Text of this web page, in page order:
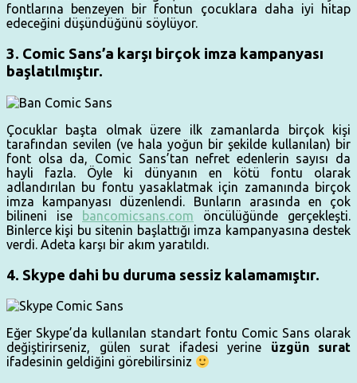
fontlarına benzeyen bir fontun çocuklara daha iyi hitap
edeceğini düşündüğünü söylüyor.
3. Comic Sans’a karşı birçok imza kampanyası
başlatılmıştır.
Çocuklar başta olmak üzere ilk zamanlarda birçok kişi
tarafından sevilen (ve hala yoğun bir şekilde kullanılan) bir
font olsa da, Comic Sans’tan nefret edenlerin sayısı da
hayli fazla. Öyle ki dünyanın en kötü fontu olarak
adlandırılan bu fontu yasaklatmak için zamanında birçok
imza kampanyası düzenlendi. Bunların arasında en çok
bilineni ise
bancomicsans.com öncülüğünde gerçekleşti.
Binlerce kişi bu sitenin başlattığı imza kampanyasına destek
verdi. Adeta karşı bir akım yaratıldı.
4. Skype dahi bu duruma sessiz kalamamıştır.
Eğer Skype’da kullanılan standart fontu Comic Sans olarak
değiştirirseniz, gülen surat ifadesi yerine üzgün surat
ifadesinin geldiğini görebilirsiniz